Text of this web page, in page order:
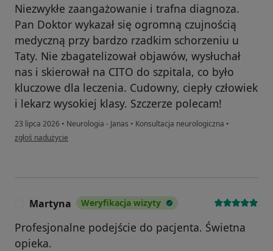
Niezwykłe zaangażowanie i trafna diagnoza.
Pan Doktor wykazał się ogromną czujnością
medyczną przy bardzo rzadkim schorzeniu u
Taty. Nie zbagatelizował objawów, wysłuchał
nas i skierował na CITO do szpitala, co było
kluczowe dla leczenia. Cudowny, ciepły człowiek
i lekarz wysokiej klasy. Szczerze polecam!
23 lipca 2026 • Neurologia - Janas • Konsultacja neurologiczna •
w opinii użytkownika S.K
zgłoś nadużycie
Martyna Weryfikacja wizyty
Profesjonalne podejście do pacjenta. Świetna
opieka.